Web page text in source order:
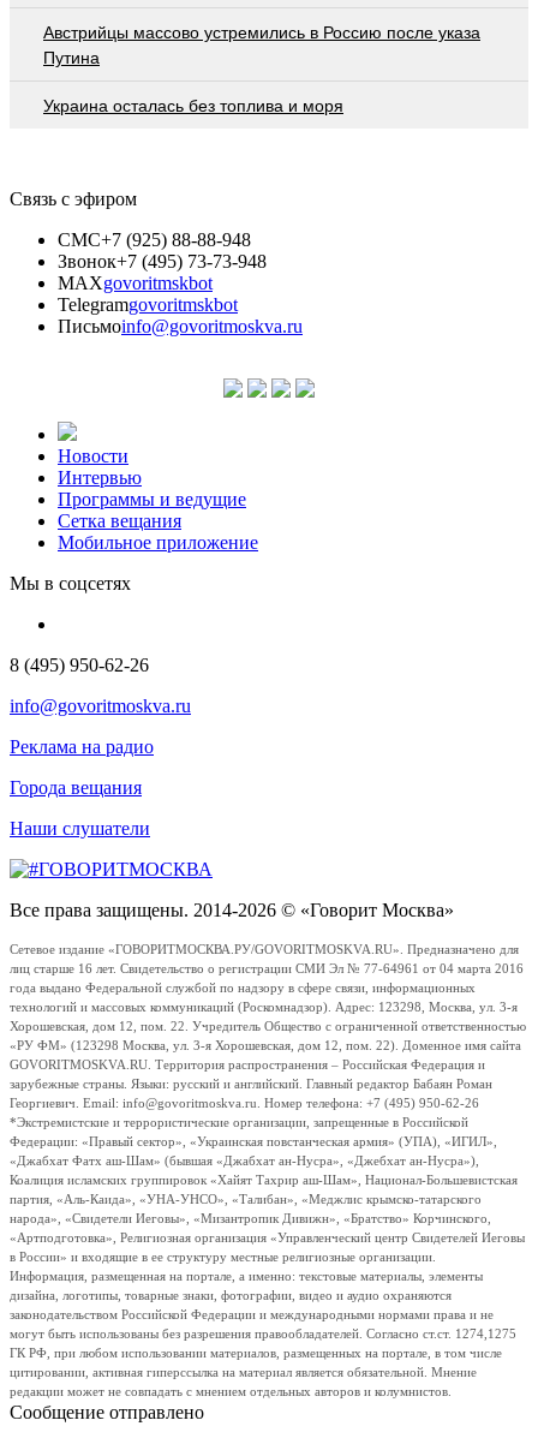
Австрийцы массово устремились в Россию после указа
Путина
Украина осталась без топлива и моря
Связь с эфиром
СМС+7 (925) 88-88-948
Звонок+7 (495) 73-73-948
MAXgovoritmskbot
Telegramgovoritmskbot
Письмоinfo@govoritmoskva.ru
Новости
Интервью
Программы и ведущие
Сетка вещания
Мобильное приложение
Мы в соцсетях
8 (495) 950-62-26
info@govoritmoskva.ru
Реклама на радио
Города вещания
Наши слушатели
Все права защищены. 2014-2026 © «Говорит Москва»
Сетевое издание «ГОВОРИТМОСКВА.РУ/GOVORITMOSKVA.RU». Предназначено для
лиц старше 16 лет. Свидетельство о регистрации СМИ Эл № 77-64961 от 04 марта 2016
года выдано Федеральной службой по надзору в сфере связи, информационных
технологий и массовых коммуникаций (Роскомнадзор). Адрес: 123298, Москва, ул. 3-я
Хорошевская, дом 12, пом. 22. Учредитель Общество с ограниченной ответственностью
«РУ ФМ» (123298 Москва, ул. 3-я Хорошевская, дом 12, пом. 22). Доменное имя сайта
GOVORITMOSKVA.RU. Территория распространения – Российская Федерация и
зарубежные страны. Языки: русский и английский. Главный редактор Бабаян Роман
Георгиевич. Email: info@govoritmoskva.ru. Номер телефона: +7 (495) 950-62-26
*Экстремистские и террористические организации, запрещенные в Российской
Федерации: «Правый сектор», «Украинская повстанческая армия» (УПА), «ИГИЛ»,
«Джабхат Фатх аш-Шам» (бывшая «Джабхат ан-Нусра», «Джебхат ан-Нусра»),
Коалиция исламских группировок «Хайят Тахрир аш-Шам», Национал-Большевистская
партия, «Аль-Каида», «УНА-УНСО», «Талибан», «Меджлис крымско-татарского
народа», «Свидетели Иеговы», «Мизантропик Дивижн», «Братство» Корчинского,
«Артподготовка», Религиозная организация «Управленческий центр Свидетелей Иеговы
в России» и входящие в ее структуру местные религиозные организации.
Информация, размещенная на портале, а именно: текстовые материалы, элементы
дизайна, логотипы, товарные знаки, фотографии, видео и аудио охраняются
законодательством Российской Федерации и международными нормами права и не
могут быть использованы без разрешения правообладателей. Согласно ст.ст. 1274,1275
ГК РФ, при любом использовании материалов, размещенных на портале, в том числе
цитировании, активная гиперссылка на материал является обязательной. Мнение
редакции может не совпадать с мнением отдельных авторов и колумнистов.
Сообщение отправлено